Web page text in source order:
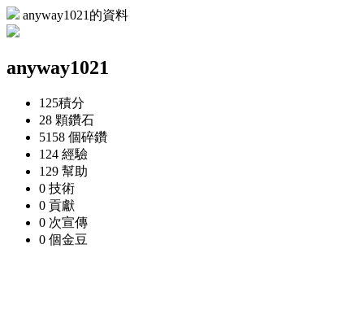
anyway1021的資料
anyway1021
125積分
28 顆鑽石
5158 個碎鑽
124 經驗
129 幫助
0 技術
0 貢獻
0 次宣傳
0 個金豆